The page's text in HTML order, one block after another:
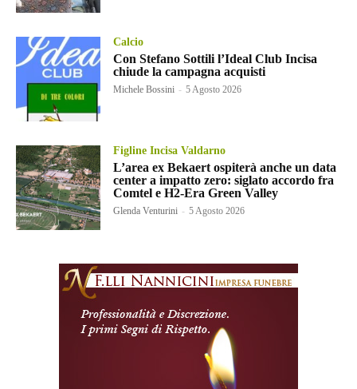
Calcio
Con Stefano Sottili l’Ideal Club Incisa
chiude la campagna acquisti
Michele Bossini - 5 Agosto 2026
Figline Incisa Valdarno
L’area ex Bekaert ospiterà anche un data
center a impatto zero: siglato accordo fra
Comtel e H2-Era Green Valley
Glenda Venturini - 5 Agosto 2026